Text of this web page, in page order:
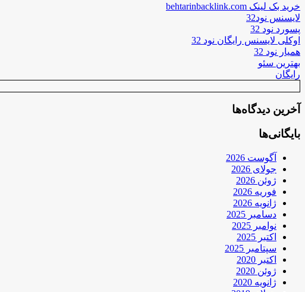
خرید بک لینک behtarinbacklink.com
لایسنس نود32
پسورد نود 32
اوکلی لایسنس رایگان نود 32
همیار نود 32
بهترین سئو
رایگان
آخرین دیدگاه‌ها
بایگانی‌ها
آگوست 2026
جولای 2026
ژوئن 2026
فوریه 2026
ژانویه 2026
دسامبر 2025
نوامبر 2025
اکتبر 2025
سپتامبر 2025
اکتبر 2020
ژوئن 2020
ژانویه 2020